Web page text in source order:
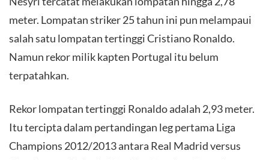
meter. Lompatan striker 25 tahun ini pun melampaui
salah satu lompatan tertinggi Cristiano Ronaldo.
Namun rekor milik kapten Portugal itu belum
terpatahkan.
Rekor lompatan tertinggi Ronaldo adalah 2,93 meter.
Itu tercipta dalam pertandingan leg pertama Liga
Champions 2012/2013 antara Real Madrid versus